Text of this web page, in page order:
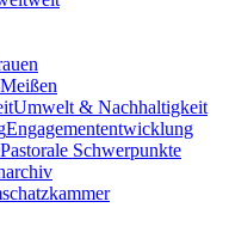
Umwelt & Nachhaltigkeit
Engagemententwicklung
Pastorale Schwerpunkte